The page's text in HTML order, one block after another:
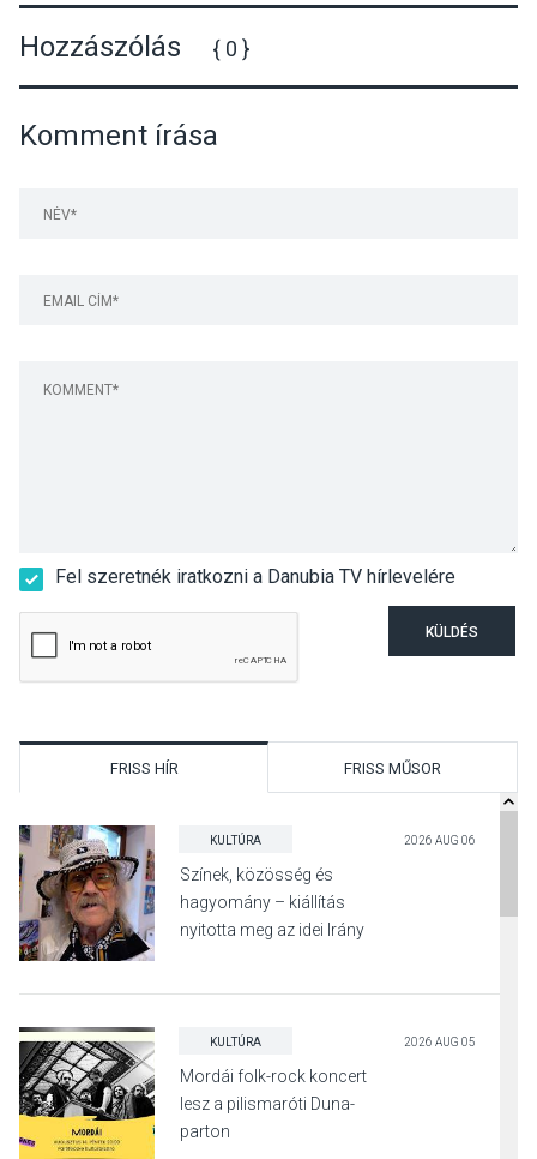
Hozzászólás { 0 }
Komment írása
Fel szeretnék iratkozni a Danubia TV hírlevelére
KÜLDÉS
FRISS HÍR FRISS MŰSOR
KULTÚRA 2026 AUG 06
Színek, közösség és
hagyomány – kiállítás
nyitotta meg az idei Irány
KULTÚRA 2026 AUG 05
Mordái folk-rock koncert
lesz a pilismaróti Duna-
parton